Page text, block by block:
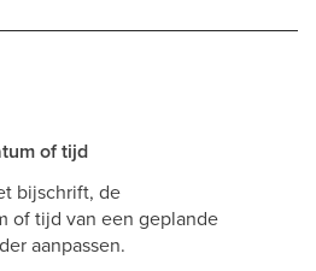
of tijd
bijschrift, de
of tijd van een geplande
aanpassen.